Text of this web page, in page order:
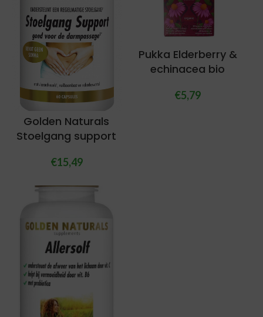
Golden Naturals
Stoelgang support
€15,49
Pukka Elderberry &
echinacea bio
€5,79